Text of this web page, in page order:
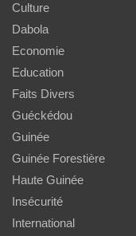
Culture
Dabola
Economie
Education
Faits Divers
Guéckédou
Guinée
Guinée Forestière
Haute Guinée
Insécurité
International